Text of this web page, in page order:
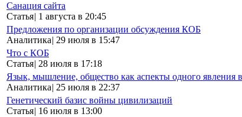
Санация сайта
Статья| 1 августа в 20:45
Предложения по организации обсуждения КОБ
Аналитика| 29 июля в 15:47
Что с КОБ
Статья| 28 июля в 17:18
Язык, мышление, общество как аспекты одного явления
Аналитика| 25 июля в 22:37
Генетический базис войны цивилизаций
Статья| 16 июля в 13:00